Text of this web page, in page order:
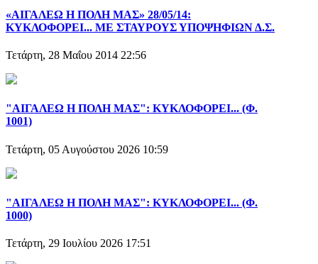
«ΑΙΓΑΛΕΩ Η ΠΟΛΗ ΜΑΣ» 28/05/14:
ΚΥΚΛΟΦΟΡΕΙ... ΜΕ ΣΤΑΥΡΟΥΣ ΥΠΟΨΗΦΙΩΝ Δ.Σ.
Τετάρτη, 28 Μαΐου 2014 22:56
"ΑΙΓΑΛΕΩ Η ΠΟΛΗ ΜΑΣ": ΚΥΚΛΟΦΟΡΕΙ... (Φ.
1001)
Τετάρτη, 05 Αυγούστου 2026 10:59
"ΑΙΓΑΛΕΩ Η ΠΟΛΗ ΜΑΣ": ΚΥΚΛΟΦΟΡΕΙ... (Φ.
1000)
Τετάρτη, 29 Ιουλίου 2026 17:51